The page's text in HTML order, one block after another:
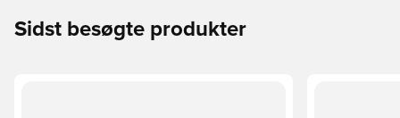
Sidst besøgte produkter